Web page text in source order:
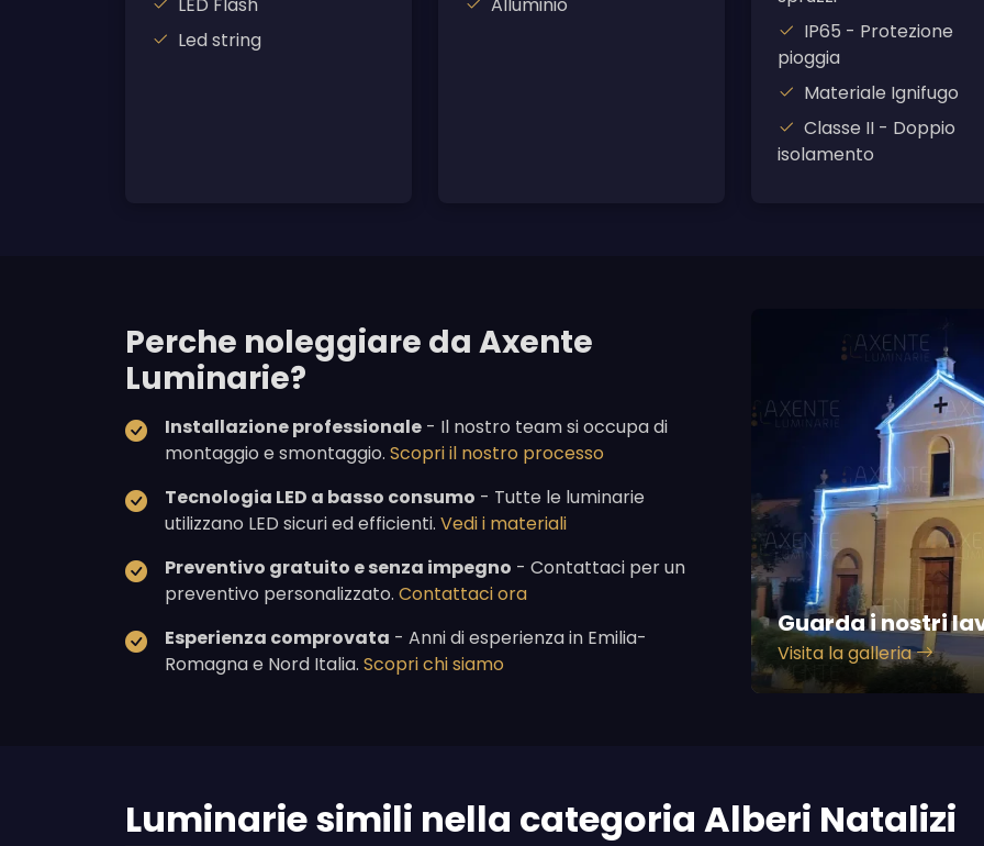
LED Flash
Led string
Alluminio
IP65 - Protezione
pioggia
Materiale Ignifugo
Classe II - Doppio
isolamento
Perche noleggiare da Axente
Luminarie?
Installazione professionale - Il nostro team si occupa di
montaggio e smontaggio. Scopri il nostro processo
Tecnologia LED a basso consumo - Tutte le luminarie
utilizzano LED sicuri ed efficienti. Vedi i materiali
Preventivo gratuito e senza impegno - Contattaci per un
preventivo personalizzato. Contattaci ora
Esperienza comprovata - Anni di esperienza in Emilia-
Romagna e Nord Italia. Scopri chi siamo
Guarda i nostri
Visita la galleria
Luminarie simili nella categoria Alberi Natalizi